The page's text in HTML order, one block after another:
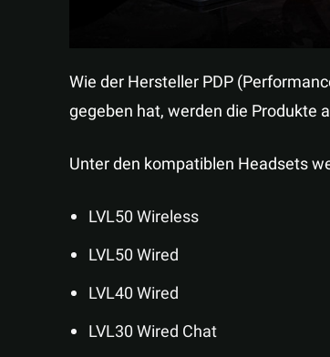
Wie der Hersteller PDP
gegeben hat, werden die Produkte
Unter den kompatiblen Headsets
LVL50 Wireless
LVL50 Wired
LVL40 Wired
LVL30 Wired Chat